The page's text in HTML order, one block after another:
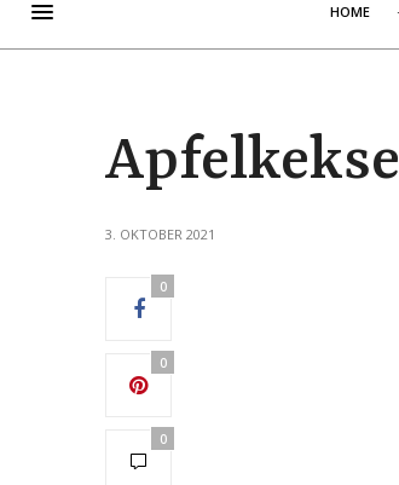
HOME
Apfelkekse
3. OKTOBER 2021
0
0
0